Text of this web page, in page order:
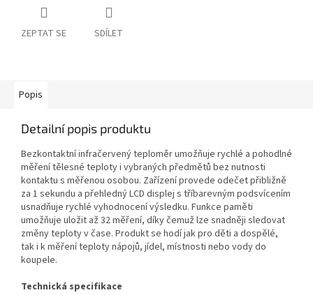
ZEPTAT SE SDÍLET
Popis
Detailní popis produktu
Bezkontaktní infračervený teploměr umožňuje rychlé a pohodlné
měření tělesné teploty i vybraných předmětů bez nutnosti
kontaktu s měřenou osobou. Zařízení provede odečet přibližně
za 1 sekundu a přehledný LCD displej s tříbarevným podsvícením
usnadňuje rychlé vyhodnocení výsledku. Funkce paměti
umožňuje uložit až 32 měření, díky čemuž lze snadněji sledovat
změny teploty v čase. Produkt se hodí jak pro děti a dospělé,
tak i k měření teploty nápojů, jídel, místnosti nebo vody do
koupele.
Technická specifikace